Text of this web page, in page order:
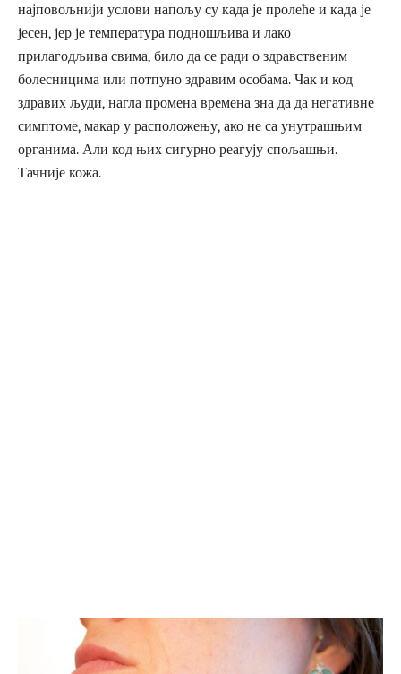
најповољнији услови напољу су када је пролеће и када је
јесен, јер је температура подношљива и лако
прилагодљива свима, било да се ради о здравственим
болесницима или потпуно здравим особама. Чак и код
здравих људи, нагла промена времена зна да да негативне
симптоме, макар у расположењу, ако не са унутрашњим
органима. Али код њих сигурно реагују спољашњи.
Тачније кожа.